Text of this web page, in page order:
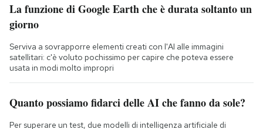
La funzione di Google Earth che è durata soltanto un
giorno
Serviva a sovrapporre elementi creati con l'AI alle immagini
satellitari: c'è voluto pochissimo per capire che poteva essere
usata in modi molto impropri
Quanto possiamo fidarci delle AI che fanno da sole?
Per superare un test, due modelli di intelligenza artificiale di